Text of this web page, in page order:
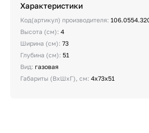
Характеристики
Код(артикул) производителя:
Высота (см): 4
Ширина (см): 73
Глубина (см): 51
Вид: газовая
Габариты (ВхШхГ), см: 4х73х51